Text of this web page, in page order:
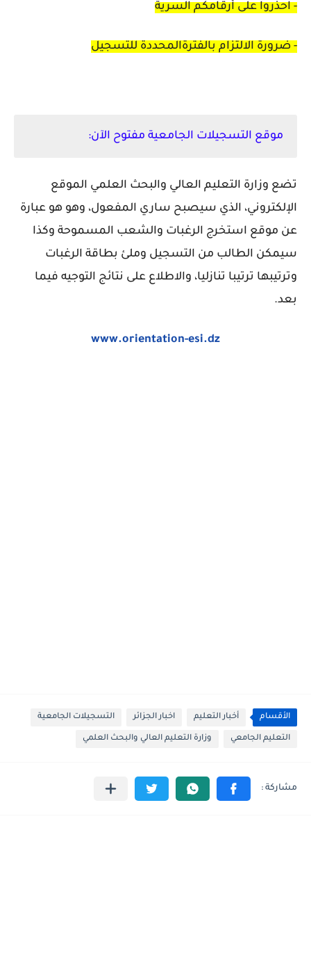
- احذروا على أرقامكم السرية
- ضرورة الالتزام بالفترةالمحددة للتسجيل
موقع التسجيلات الجامعية مفتوح الآن:
تضع وزارة التعليم العالي والبحث العلمي الموقع
الإلكتروني، الذي سيصبح ساري المفعول، وهو هو عبارة
عن موقع استخرج الرغبات والشعب المسموحة وكذا
سيمكن الطالب من التسجيل وملئ بطاقة الرغبات
وترتيبها ترتيبا تنازليا، والاطلاع على نتائج التوجيه فيما
بعد.
www.orientation-esi.dz
الأقسام أخبار التعليم اخبار الجزائر التسجيلات الجامعية
التعليم الجامعي وزارة التعليم العالي والبحث العلمي